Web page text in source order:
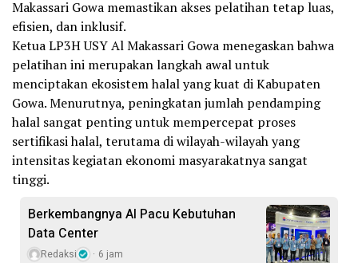
Makassari Gowa memastikan akses pelatihan tetap luas,
efisien, dan inklusif.
Ketua LP3H USY Al Makassari Gowa menegaskan bahwa
pelatihan ini merupakan langkah awal untuk
menciptakan ekosistem halal yang kuat di Kabupaten
Gowa. Menurutnya, peningkatan jumlah pendamping
halal sangat penting untuk mempercepat proses
sertifikasi halal, terutama di wilayah-wilayah yang
intensitas kegiatan ekonomi masyarakatnya sangat
tinggi.
Berkembangnya AI Pacu Kebutuhan
Data Center
Redaksi 6 jam